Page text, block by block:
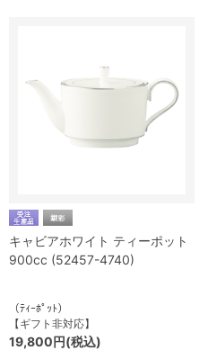
キャビアホワイト ティーポット
900cc (52457-4740)
（ﾃｨｰﾎﾟｯﾄ）
【ギフト非対応】
19,800円(税込)